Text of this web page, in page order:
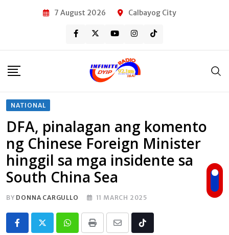
7 August 2026 Calbayog City
NATIONAL
DFA, pinalagan ang komento
ng Chinese Foreign Minister
hinggil sa mga insidente sa
South China Sea
BY DONNA CARGULLO 11 MARCH 2025
Whatsapp
Print
Share Tiktok